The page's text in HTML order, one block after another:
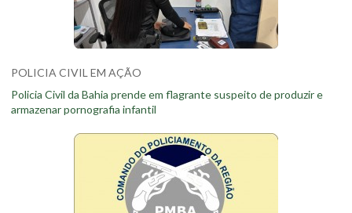
POLICIA CIVIL EM AÇÃO
Policia Civil da Bahia prende em flagrante suspeito de produzir e
armazenar pornografia infantil